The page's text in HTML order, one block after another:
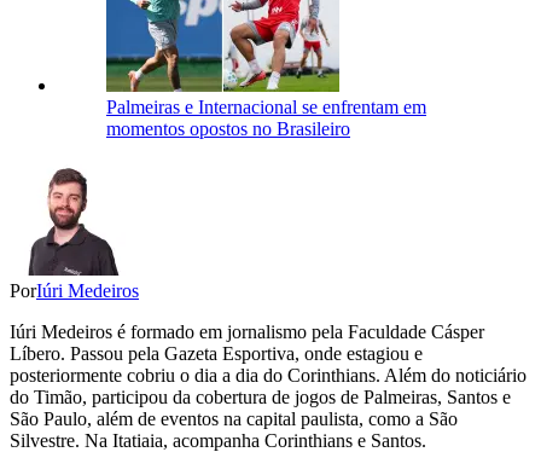
Palmeiras e Internacional se enfrentam em
momentos opostos no Brasileiro
PorIúri Medeiros
Iúri Medeiros é formado em jornalismo pela Faculdade Cásper
Líbero. Passou pela Gazeta Esportiva, onde estagiou e
posteriormente cobriu o dia a dia do Corinthians. Além do noticiário
do Timão, participou da cobertura de jogos de Palmeiras, Santos e
São Paulo, além de eventos na capital paulista, como a São
Silvestre. Na Itatiaia, acompanha Corinthians e Santos.